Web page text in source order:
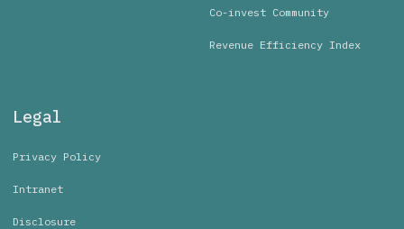
Co-invest Community
Revenue Efficiency Index
Legal
Privacy Policy
Intranet
Disclosure